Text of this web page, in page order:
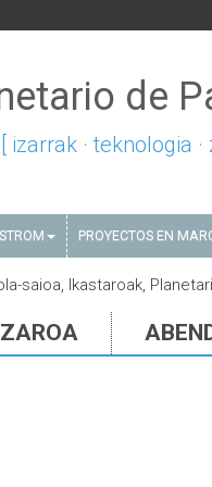
de
[ izarrak · teknologia ·
STROM PROYECTOS EN
saioa, Ikastaroak,